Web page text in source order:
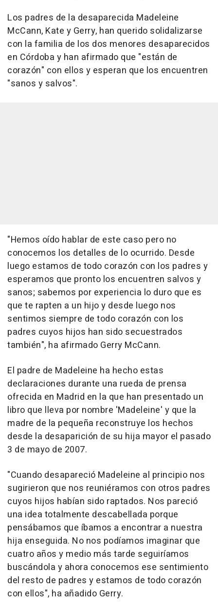
Los padres de la desaparecida Madeleine
McCann, Kate y Gerry, han querido solidalizarse
con la familia de los dos menores desaparecidos
en Córdoba y han afirmado que "están de
corazón" con ellos y esperan que los encuentren
"sanos y salvos".
"Hemos oído hablar de este caso pero no
conocemos los detalles de lo ocurrido. Desde
luego estamos de todo corazón con los padres y
esperamos que pronto los encuentren salvos y
sanos; sabemos por experiencia lo duro que es
que te rapten a un hijo y desde luego nos
sentimos siempre de todo corazón con los
padres cuyos hijos han sido secuestrados
también", ha afirmado Gerry McCann.
El padre de Madeleine ha hecho estas
declaraciones durante una rueda de prensa
ofrecida en Madrid en la que han presentado un
libro que lleva por nombre 'Madeleine' y que la
madre de la pequeña reconstruye los hechos
desde la desaparición de su hija mayor el pasado
3 de mayo de 2007.
"Cuando desapareció Madeleine al principio nos
sugirieron que nos reuniéramos con otros padres
cuyos hijos habían sido raptados. Nos pareció
una idea totalmente descabellada porque
pensábamos que íbamos a encontrar a nuestra
hija enseguida. No nos podíamos imaginar que
cuatro años y medio más tarde seguiríamos
buscándola y ahora conocemos ese sentimiento
del resto de padres y estamos de todo corazón
con ellos", ha añadido Gerry.